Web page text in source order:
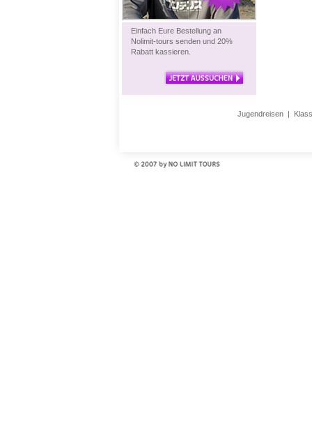
Einfach Eure Bestellung an
Nolimit-tours senden und 20%
Rabatt kassieren.
Jugendreisen |